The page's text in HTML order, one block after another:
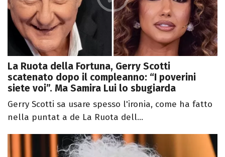
La Ruota della Fortuna, Gerry Scotti
scatenato dopo il compleanno: “I poverini
siete voi”. Ma Samira Lui lo sbugiarda
Gerry Scotti sa usare spesso l'ironia, come ha fatto
nella puntat a de La Ruota dell...